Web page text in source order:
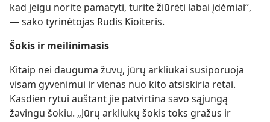
kad jeigu norite pamatyti, turite žiūrėti labai įdėmiai“,
— sako tyrinėtojas Rudis Kioiteris.
Šokis ir meilinimasis
Kitaip nei dauguma žuvų, jūrų arkliukai susiporuoja
visam gyvenimui ir vienas nuo kito atsiskiria retai.
Kasdien rytui auštant jie patvirtina savo sąjungą
žavingu šokiu. „Jūrų arkliukų šokis toks gražus ir